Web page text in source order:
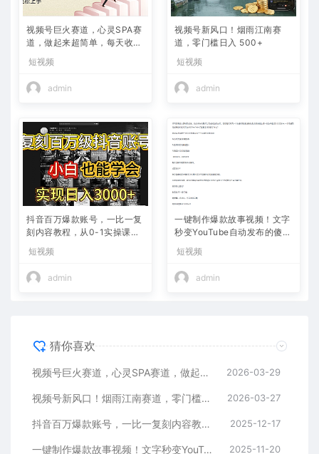
视频号巨火赛道，心灵SPA赛
道，做起来超简单，每天收益
800+
短视频
admin
视频号新风口！烟雨江南赛
道，零门槛日入 500+
短视频
admin
抖音百万爆款账号，一比一复
刻内容教程，从0-1实操课，
入10w+
短视频
admin
一键制作爆款故事视频！文字
秒变YouTube自动发布的傻瓜
短视频
admin
猜你喜欢
视频号巨火赛道，心灵SPA赛道，做起来超简单，每天收益800+ 2026-03-29
视频号新风口！烟雨江南赛道，零门槛日入 500+ 2026-03-27
抖音百万爆款账号，一比一复刻内容教程，从0-1实操课，小白也能学会，复制爆款，月入10w+ 2025-12-17
一键制作爆款故事视频！文字秒变YouTube自动发布的傻瓜式教程 2025-11-20